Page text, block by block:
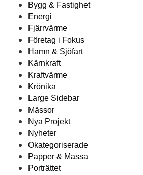
Bygg & Fastighet
Energi
Fjärrvärme
Företag i Fokus
Hamn & Sjöfart
Kärnkraft
Kraftvärme
Krönika
Large Sidebar
Mässor
Nya Projekt
Nyheter
Okategoriserade
Papper & Massa
Porträttet